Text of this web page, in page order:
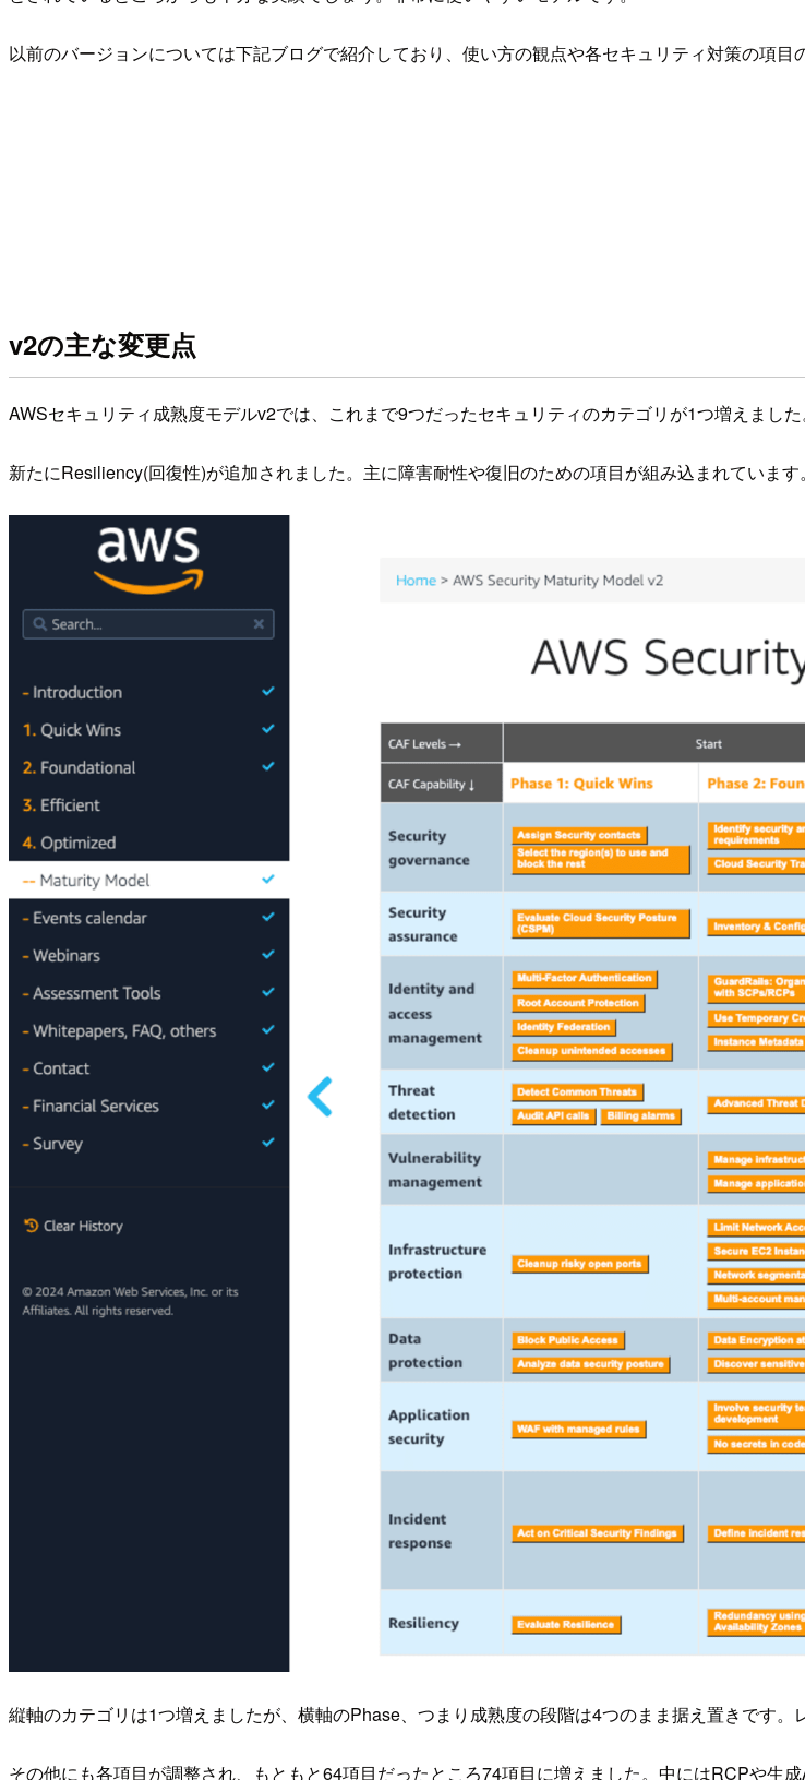
以前のバージョンについては下記ブログで紹介しており、使い方の観点や各セキュリティ対策の項目
v2の主な変更点
AWSセキュリティ成熟度モデルv2では、これまで9つだったセキュリティのカテゴリが1つ増えました
新たにResiliency(回復性)が追加されました。主に障害耐性や復旧のための項目が組み込まれています。
縦軸のカテゴリは1つ増えましたが、横軸のPhase、つまり成熟度の段階は4つのまま据え置きです。
その他にも各項目が調整され、もともと64項目だったところ74項目に増えました。中にはRCPや生